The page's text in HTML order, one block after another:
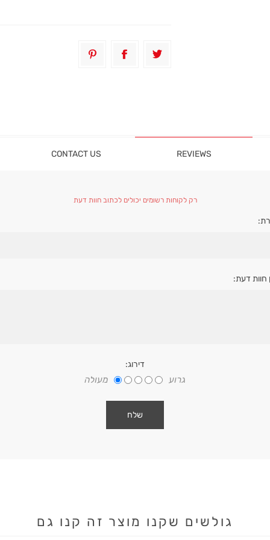
REVIEWS
CONTACT US
רק לקוחות רשומים יכולים לכתוב חוות דעת
חוות דעת:
דירוג:
גרוע מעולה
גולשים שקנו מוצר זה קנו גם